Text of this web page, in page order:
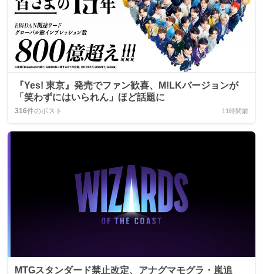
『Yes! 東京』発売でファン歓喜、M!LKバージョンが
「笑わずにはいられん」ほど話題に
316件のポスト 11時間前
MTGスタンダード禁止改定、アナグマモグラ・嵐追